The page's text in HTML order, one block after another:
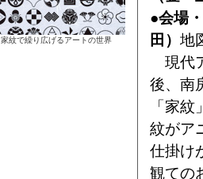
家紋で繰り広げるアートの世界
●会場
田） 地
現代
後、南
「家
紋がア
仕掛け
観ての